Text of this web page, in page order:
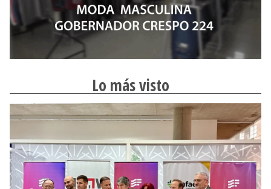
Lo más visto